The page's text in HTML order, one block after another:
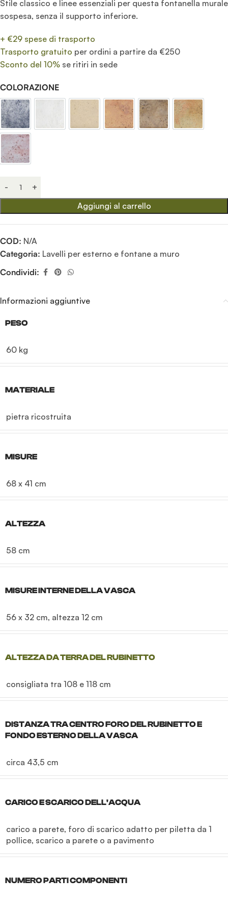
Stile classico e linee essenziali per questa fontanella murale
sospesa, senza il supporto inferiore.
+ €29 spese di trasporto
Trasporto gratuito per ordini a partire da €250
Sconto del 10% se ritiri in sede
COLORAZIONE
Antichizzato Mattone Old stonePietre del
Rosa antico
Aggiungi al carrello
COD: N/A
Categoria: Lavelli per esterno e fontane a muro
Condividi:
Informazioni aggiuntive
PESO
60 kg
MATERIALE
pietra ricostruita
MISURE
68 x 41 cm
ALTEZZA
58 cm
MISURE INTERNE DELLA VASCA
56 x 32 cm, altezza 12 cm
ALTEZZA DA TERRA DEL RUBINETTO
consigliata tra 108 e 118 cm
DISTANZA TRA CENTRO FORO DEL RUBINETTO E
FONDO ESTERNO DELLA VASCA
circa 43,5 cm
CARICO E SCARICO DELL'ACQUA
carico a parete, foro di scarico adatto per piletta da 1
pollice, scarico a parete o a pavimento
NUMERO PARTI COMPONENTI